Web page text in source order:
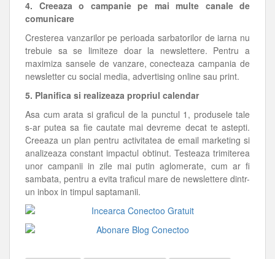
4. Creeaza o campanie pe mai multe canale de
comunicare
Cresterea vanzarilor pe perioada sarbatorilor de iarna nu
trebuie sa se limiteze doar la newslettere. Pentru a
maximiza sansele de vanzare, conecteaza campania de
newsletter cu social media, advertising online sau print.
5. Planifica si realizeaza propriul calendar
Asa cum arata si graficul de la punctul 1, produsele tale
s-ar putea sa fie cautate mai devreme decat te astepti.
Creeaza un plan pentru activitatea de email marketing si
analizeaza constant impactul obtinut. Testeaza trimiterea
unor campanii in zile mai putin aglomerate, cum ar fi
sambata, pentru a evita traficul mare de newslettere dintr-
un inbox in timpul saptamanii.